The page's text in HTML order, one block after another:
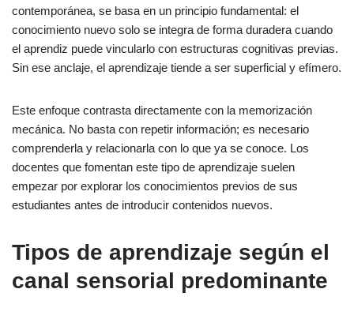
contemporánea, se basa en un principio fundamental: el
conocimiento nuevo solo se integra de forma duradera cuando
el aprendiz puede vincularlo con estructuras cognitivas previas.
Sin ese anclaje, el aprendizaje tiende a ser superficial y efímero.
Este enfoque contrasta directamente con la memorización
mecánica. No basta con repetir información; es necesario
comprenderla y relacionarla con lo que ya se conoce. Los
docentes que fomentan este tipo de aprendizaje suelen
empezar por explorar los conocimientos previos de sus
estudiantes antes de introducir contenidos nuevos.
Tipos de aprendizaje según el
canal sensorial predominante